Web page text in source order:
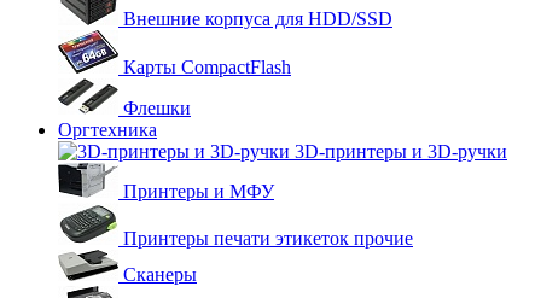
Внешние корпуса для HDD/SSD
Карты CompactFlash
Флешки
Оргтехника
3D-принтеры и 3D-ручки
Принтеры и МФУ
Принтеры печати этикеток прочие
Сканеры